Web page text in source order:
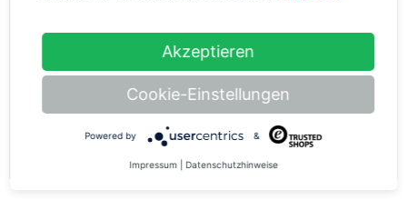
her. In unserem Online-Shop bekommst du Esstische
mit Massivholz-Platte aus Eiche oder mit
einer Platte aus massivem recyceltem oder neuem
Gerüstholz. Wähle aus unterschiedlichen Gestellen und
Looks genau das aus, was in deine Wohnung oder in dein
Haus passt.
Akzeptieren
Cookie-Einstellungen
Powered by &
Impressum Datenschutzhinweise